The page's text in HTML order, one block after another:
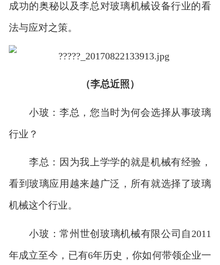
成功的奥秘以及李总对玻璃机械设备行业的看
法与应对之策。
（李总近照）
小玻：李总，您当时为何会选择从事玻璃
行业？
李总：因为我上学学的就是机械有经验，
看到玻璃应用越来越广泛，所有就选择了玻璃
机械这个行业。
小玻：常州世创玻璃机械有限公司自2011
年成立至今，已有6年历史，你如何带领企业一